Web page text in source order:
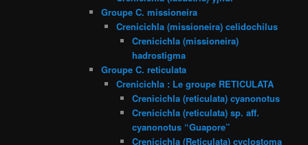
Groupe C. missioneira
Crenicichla (missioneira) celidochilus
Crenicichla (missioneira)
hadrostigma
Groupe C. reticulata
Crenicichla : Le groupe RETICULATA
Crenicichla (reticulata) cyanonotus
Crenicichla (reticulata) sp. aff.
cyanonotus “Guapore”
Crenicichla (Reticulata) cyclostoma